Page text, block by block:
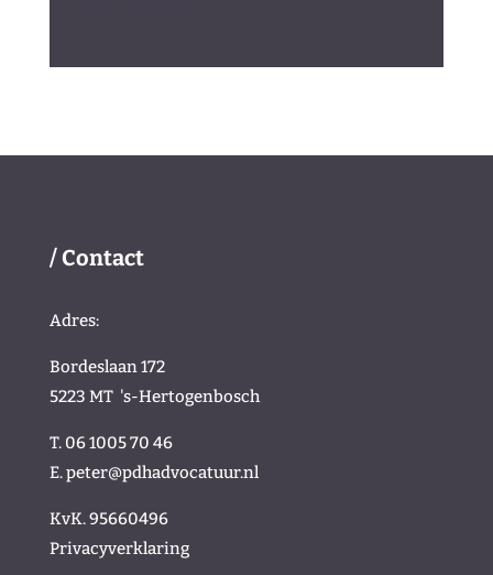
/ Contact
Adres:
Bordeslaan 172
5223 MT 's-Hertogenbosch
T. 06 1005 70 46
E.peter@pdhadvocatuur.nl
KvK.95660496
Privacyverklaring